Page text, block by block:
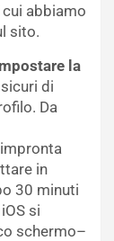
cui abbiamo
sito.
la
di
Da
in
30 minuti
si
schermo–